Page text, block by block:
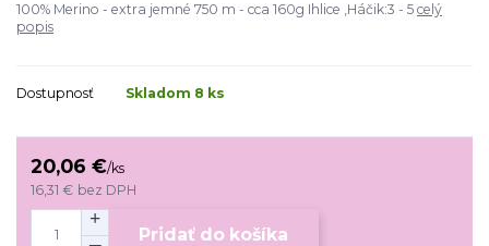
100% Merino - extra jemné 750 m - cca 160g Ihlice ,Háčik:3 - 5 celý
popis
Dostupnosť Skladom 8 ks
20,06 €/ks
16,31 € bez DPH
Pridať do košíka